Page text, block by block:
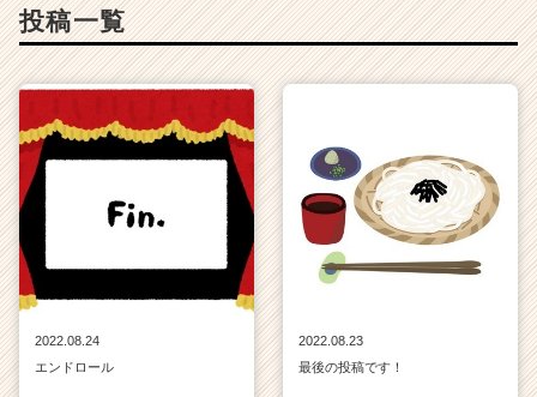
投稿一覧
2022.08.24
エンドロール
2022.08.23
最後の投稿です！